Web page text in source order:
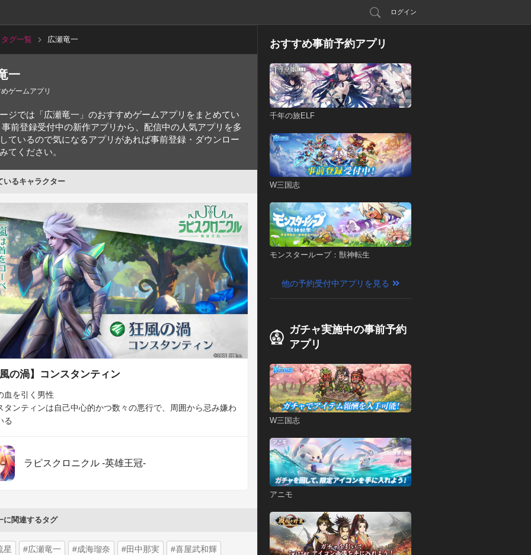
ログイン
タグ一覧 広瀬竜一
一
ゲームアプリ
ジでは「広瀬竜一」のおすすめゲームアプリをまとめてい
前登録受付中の新作アプリから、配信中の人気アプリを多
ているので気になるアプリがあれば事前登録・ダウンロー
てください。
いるキャラクター
の渦】コンスタンティン
血を引く男性
タンティンは自己中心的かつ数々の悪行で、周囲から忌み嫌わ
ラピスクロニクル -英雄王冠-
に関連するタグ
星 #広瀬竜一 #成海瑠奈 #田中那実 #喜屋武和輝
おすすめ事前予約アプリ
千年の旅ELF
W三国志
モンスターループ：獣神転生
他の予約受付中アプリを見る
ガチャ実施中の事前予約
アプリ
W三国志
アニモ